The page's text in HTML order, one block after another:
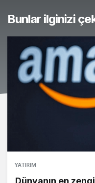
Bunlar ilginizi
YATIRIM
Dünyanın en